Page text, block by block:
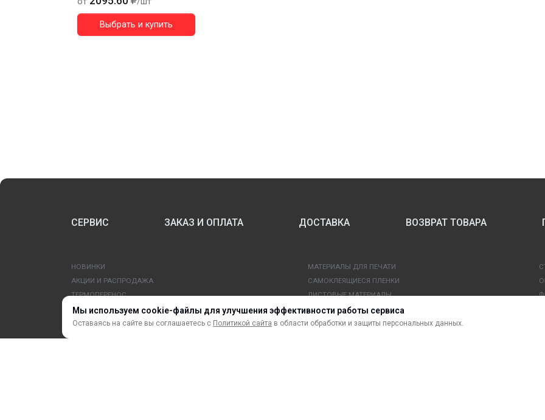
Мы используем cookie-файлы для улучшения эффективности работы сервиса
Оставаясь на сайте вы соглашаетесь с Политикой сайта в области обработки и защиты персональных данных.
Выбрать и купить
СЕРВИС ЗАКАЗ И ОПЛАТА ДОСТАВКА ВОЗВРАТ ТОВАРА
НОВИНКИ
АКЦИИ И РАСПРОДАЖА
ТЕРМОПЕРЕНОС
МАТЕРИАЛЫ ДЛЯ ПЕЧАТИ
САМОКЛЕЯЩИЕСЯ ПЛЕНКИ
ЛИСТОВЫЕ МАТЕРИАЛЫ
ПРОФИЛИ И ПРОФИЛЬНЫЕ СИСТЕМЫ
КРАСКИ, ЧЕРНИЛА, КАРТРИДЖИ
УСЛУГИ И СЕРВИС
ИНСТРУМЕНТ